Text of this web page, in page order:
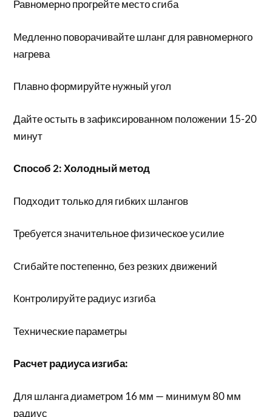
Равномерно прогрейте место сгиба
Медленно поворачивайте шланг для равномерного
нагрева
Плавно формируйте нужный угол
Дайте остыть в зафиксированном положении 15-20
минут
Способ 2: Холодный метод
Подходит только для гибких шлангов
Требуется значительное физическое усилие
Сгибайте постепенно, без резких движений
Контролируйте радиус изгиба
Технические параметры
Расчет радиуса изгиба:
Для шланга диаметром 16 мм — минимум 80 мм
радиус